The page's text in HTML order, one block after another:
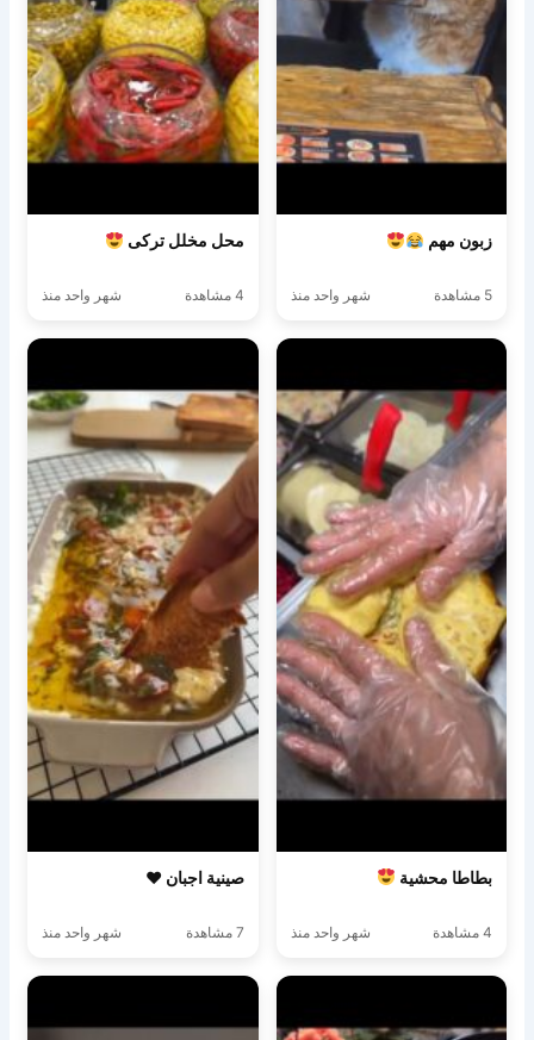
زبون مهم
5 مشاهدة شهر واحد منذ
محل مخلل تركى
4 مشاهدة شهر واحد منذ
بطاطا محشية
4 مشاهدة شهر واحد منذ
صينية اجبان ♥️
7 مشاهدة شهر واحد منذ